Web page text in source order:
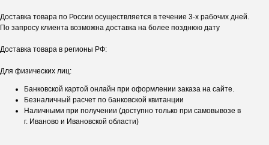
Доставка товара по России осуществляется в течение 3-х рабочих дней.
По запросу клиента возможна доставка на более позднюю дату
Доставка товара в регионы РФ:
Для физических лиц:
Банковской картой онлайн при оформлении заказа на сайте.
Безналичный расчет по банковской квитанции
Наличными при получении (доступно только при самовывозе в
г. Иваново и Ивановской области)